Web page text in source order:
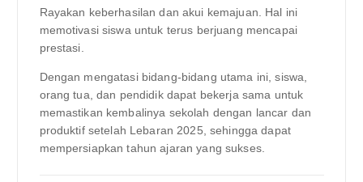
Rayakan keberhasilan dan akui kemajuan. Hal ini
memotivasi siswa untuk terus berjuang mencapai
prestasi.
Dengan mengatasi bidang-bidang utama ini, siswa,
orang tua, dan pendidik dapat bekerja sama untuk
memastikan kembalinya sekolah dengan lancar dan
produktif setelah Lebaran 2025, sehingga dapat
mempersiapkan tahun ajaran yang sukses.